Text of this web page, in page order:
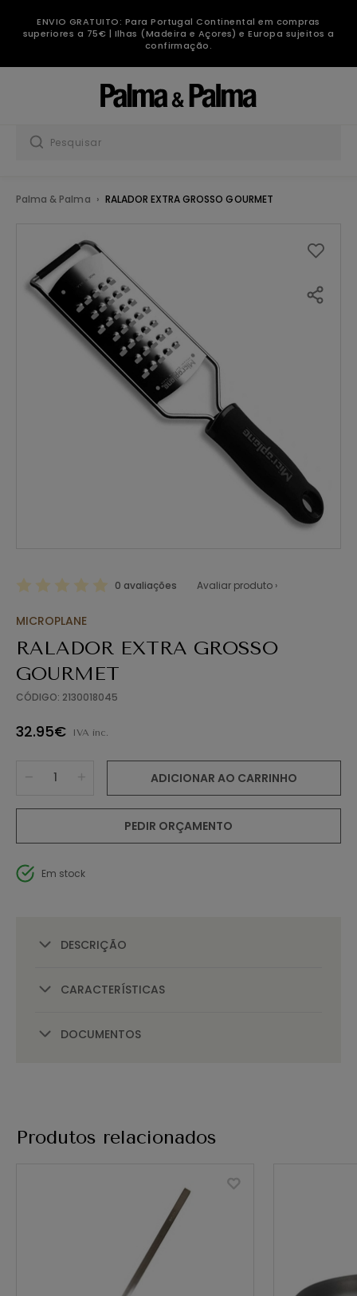
ENVIO GRATUITO: Para Portugal Continental em compras
superiores a 75€ | Ilhas (Madeira e Açores) e Europa sujeitos a
confirmação.
Palma & Palma RALADOR EXTRA GROSSO GOURMET
0 avaliações Avaliar produto ›
MICROPLANE
RALADOR EXTRA GROSSO
GOURMET
CÓDIGO: 2130018045
32.95€ IVA inc.
ADICIONAR AO CARRINHO
PEDIR ORÇAMENTO
Em stock
DESCRIÇÃO
CARACTERÍSTICAS
DOCUMENTOS
Produtos relacionados